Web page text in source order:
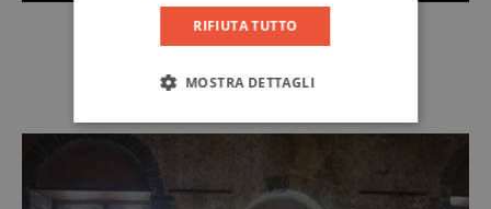
RIFIUTA TUTTO
MOSTRA DETTAGLI